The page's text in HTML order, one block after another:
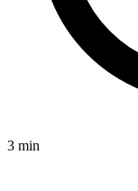
3 min